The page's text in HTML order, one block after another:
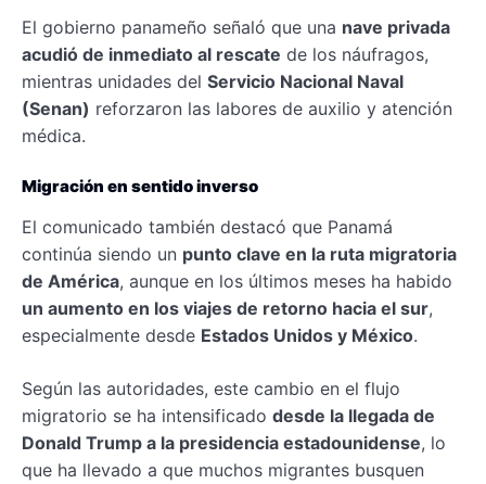
El gobierno panameño señaló que una nave privada
acudió de inmediato al rescate de los náufragos,
mientras unidades del Servicio Nacional Naval
(Senan) reforzaron las labores de auxilio y atención
médica.
Migración en sentido inverso
El comunicado también destacó que Panamá
continúa siendo un punto clave en la ruta migratoria
de América, aunque en los últimos meses ha habido
un aumento en los viajes de retorno hacia el sur,
especialmente desde Estados Unidos y México.
Según las autoridades, este cambio en el flujo
migratorio se ha intensificado desde la llegada de
Donald Trump a la presidencia estadounidense, lo
que ha llevado a que muchos migrantes busquen